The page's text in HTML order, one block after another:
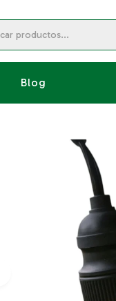
Blog